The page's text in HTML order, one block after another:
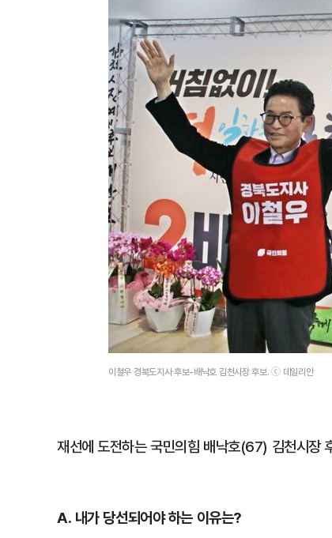
이철우 경북도지사 후보-배낙호 김천시장 후보. ⓒ 데일리안
재선에 도전하는 국민의힘 배낙호(67) 김천시장
A. 내가 당선되어야 하는 이유는?